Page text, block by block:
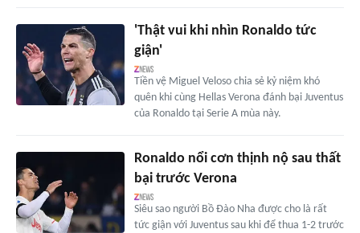
'Thật vui khi nhìn Ronaldo tức
giận'
Tiền vệ Miguel Veloso chia sẻ kỷ niệm khó
quên khi cùng Hellas Verona đánh bại Juventus
của Ronaldo tại Serie A mùa này.
Ronaldo nổi cơn thịnh nộ sau thất
bại trước Verona
Siêu sao người Bồ Đào Nha được cho là rất
tức giận với Juventus sau khi để thua 1-2 trước